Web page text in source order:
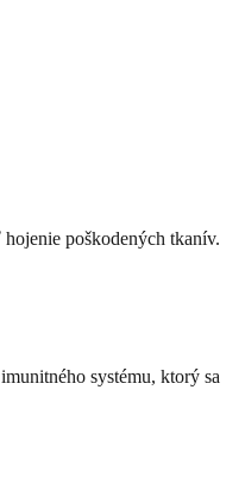
poškodených tkanív.
systému, ktorý sa